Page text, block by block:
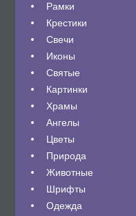
Рамки
Крестики
Свечи
Иконы
Святые
Картинки
Храмы
Ангелы
Цветы
Природа
Животные
Шрифты
Одежда